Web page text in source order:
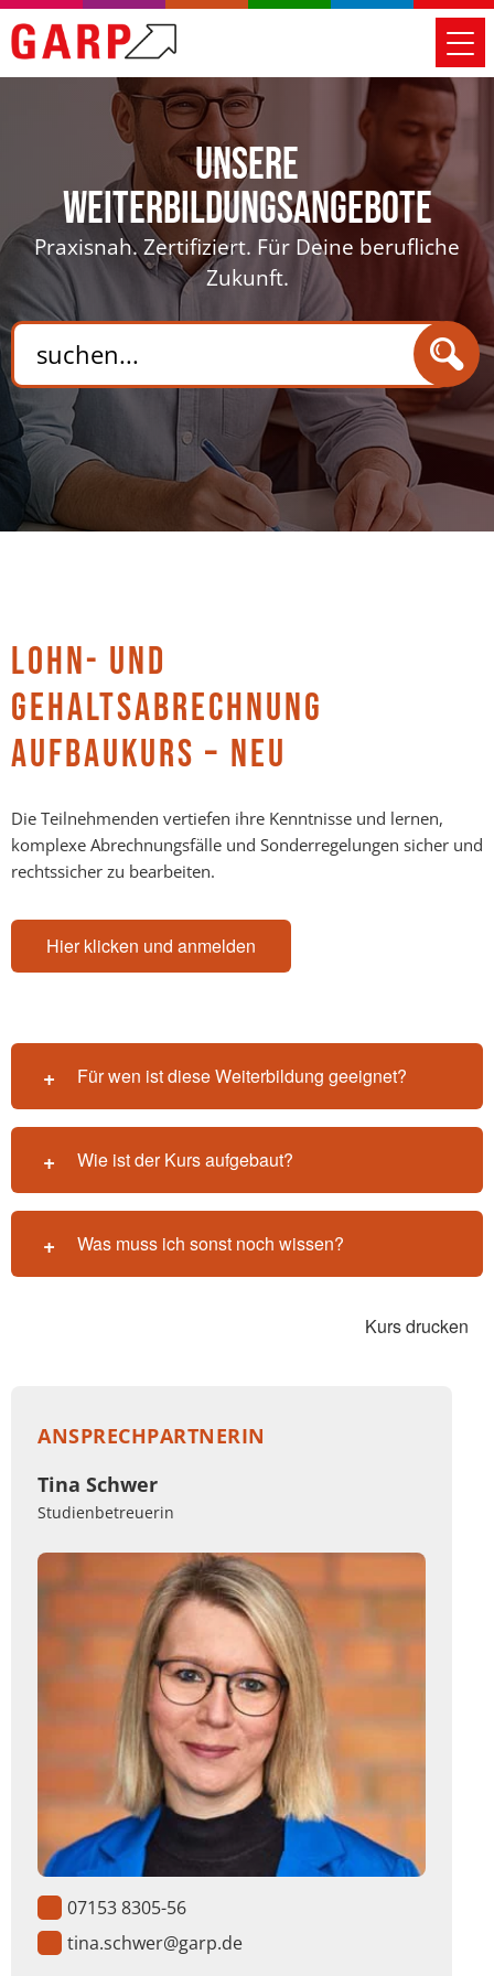
Unsere
Weiterbildungsangebote
Praxisnah. Zertifiziert. Für Deine berufliche
Zukunft.
LOHN- UND
GEHALTSABRECHNUNG
AUFBAUKURS – NEU
Die Teilnehmenden vertiefen ihre Kenntnisse und lernen,
komplexe Abrechnungsfälle und Sonderregelungen sicher und
rechtssicher zu bearbeiten.
Hier klicken und anmelden
Für wen ist diese Weiterbildung geeignet?
Wie ist der Kurs aufgebaut?
Was muss ich sonst noch wissen?
Kurs drucken
ANSPRECHPARTNERIN
Tina Schwer
Studienbetreuerin
07153 8305-56
tina.schwer@garp.de